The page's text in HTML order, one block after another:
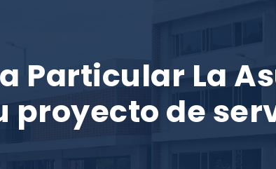
Particular La
proyecto de